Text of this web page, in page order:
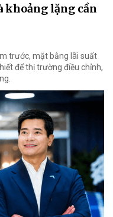
khoảng lặng cần
trước, mặt bằng lãi suất
để thị trường điều chỉnh,